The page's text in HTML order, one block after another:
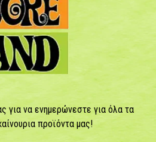
για να ενημερώνεστε για όλα τα
προϊόντα μας!